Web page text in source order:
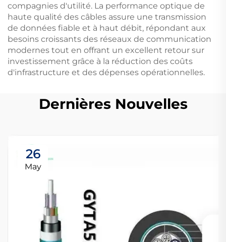
compagnies d'utilité. La performance optique de
haute qualité des câbles assure une transmission
de données fiable et à haut débit, répondant aux
besoins croissants des réseaux de communication
modernes tout en offrant un excellent retour sur
investissement grâce à la réduction des coûts
d'infrastructure et des dépenses opérationnelles.
Dernières Nouvelles
26
May